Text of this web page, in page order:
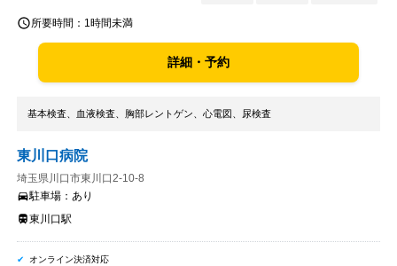
所要時間： 1時間未満
詳細・予約
基本検査、血液検査、胸部レントゲン、心電図、尿検査
東川口病院
埼玉県川口市東川口2-10-8
駐車場： あり
東川口駅
オンライン決済対応